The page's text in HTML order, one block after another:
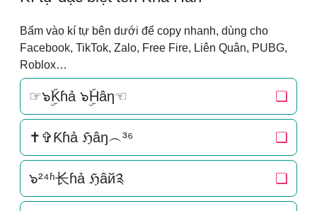
Bấm vào kí tự bên dưới để copy nhanh, dùng cho
Facebook, TikTok, Zalo, Free Fire, Liên Quân, PUBG,
Roblox…
☞๖ۣۜKɦả ๖ۣۜHâη☜ ❏
✝✞Ƙɦả ℌâŋ︵³⁶ ❏
๖²⁴ʱ长ɦả ℌâй༉ ❏